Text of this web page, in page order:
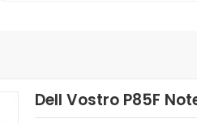
Dell Vostro P85F